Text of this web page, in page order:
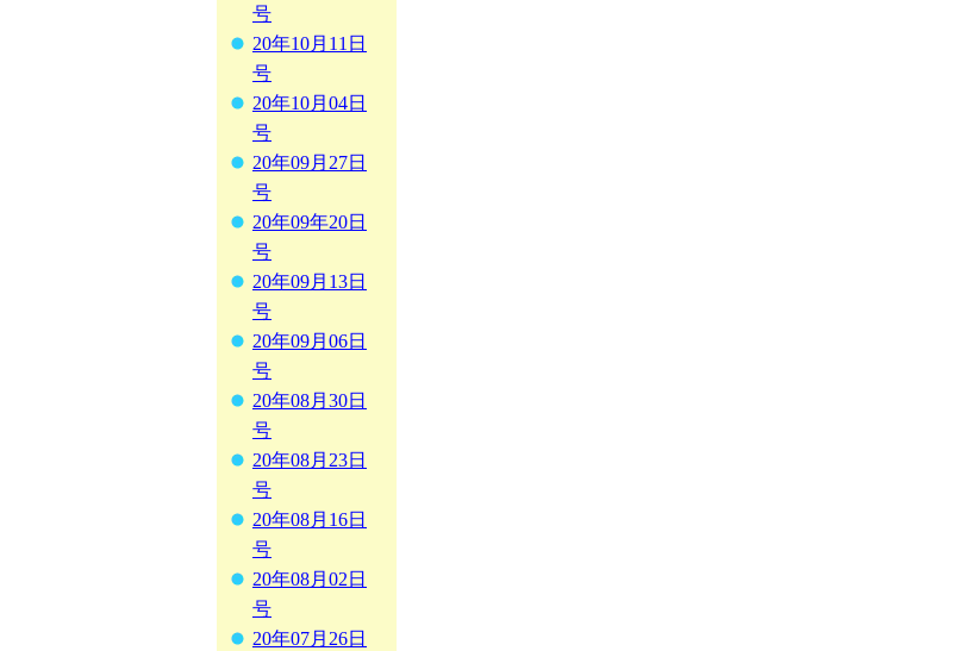
号
20年10月11日
号
20年10月04日
号
20年09月27日
号
20年09年20日
号
20年09月13日
号
20年09月06日
号
20年08月30日
号
20年08月23日
号
20年08月16日
号
20年08月02日
号
20年07月26日